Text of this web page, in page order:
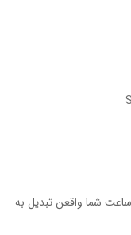
ساعت شما واقعن تبدیل به